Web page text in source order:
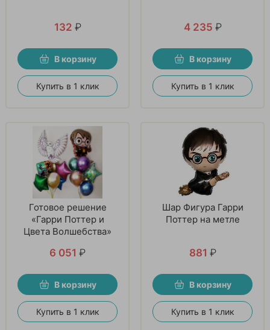
132 ₽
В корзину
Купить в 1 клик
4 235 ₽
В корзину
Купить в 1 клик
Готовое решение
«Гарри Поттер и
Цвета Волшебства»
6 051 ₽
В корзину
Купить в 1 клик
Шар Фигура Гарри
Поттер на метле
881 ₽
В корзину
Купить в 1 клик